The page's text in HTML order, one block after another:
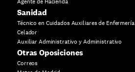
Sanidad
Técnico en Cuidados Auxiliares de Enfermería
Celador
Auxiliar Administrativo y Administrativo
Otras Oposiciones
Correos